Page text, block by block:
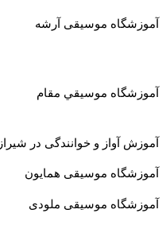
آموزشگاه موسیقی آرشه
آموزشگاه موسيقي مقام
آموزش آواز و خوانندگی در شیراز
آموزشگاه موسیقی همایون
آموزشگاه موسیقی ملودی